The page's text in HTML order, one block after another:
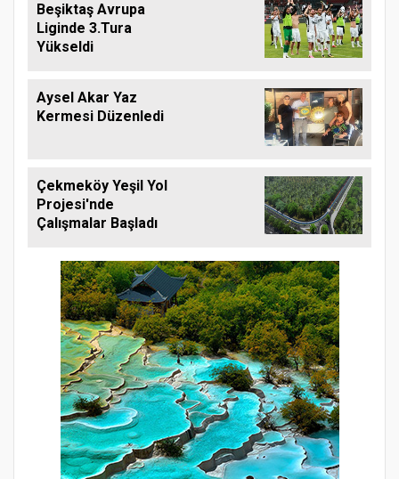
Beşiktaş Avrupa
Liginde 3.Tura
Yükseldi
Aysel Akar Yaz
Kermesi Düzenledi
Çekmeköy Yeşil Yol
Projesi'nde
Çalışmalar Başladı